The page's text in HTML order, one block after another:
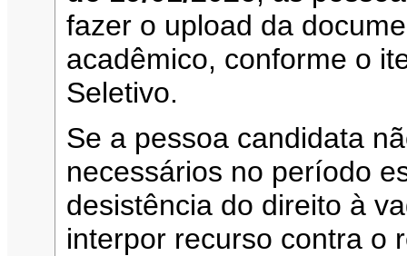
fazer o upload da
acadêmico, conforme o
Seletivo.
Se a pessoa candidata
necessários no período
desistência do direito à
interpor recurso contra o